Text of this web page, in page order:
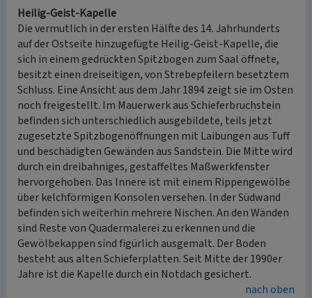
Heilig-Geist-Kapelle
Die vermutlich in der ersten Hälfte des 14. Jahrhunderts
auf der Ostseite hinzugefügte Heilig-Geist-Kapelle, die
sich in einem gedrückten Spitzbogen zum Saal öffnete,
besitzt einen dreiseitigen, von Strebepfeilern besetztem
Schluss. Eine Ansicht aus dem Jahr 1894 zeigt sie im Osten
noch freigestellt. Im Mauerwerk aus Schieferbruchstein
befinden sich unterschiedlich ausgebildete, teils jetzt
zugesetzte Spitzbogenöffnungen mit Laibungen aus Tuff
und beschädigten Gewänden aus Sandstein. Die Mitte wird
durch ein dreibahniges, gestaffeltes Maßwerkfenster
hervorgehoben. Das Innere ist mit einem Rippengewölbe
über kelchförmigen Konsolen versehen. In der Südwand
befinden sich weiterhin mehrere Nischen. An den Wänden
sind Reste von Quadermalerei zu erkennen und die
Gewölbekappen sind figürlich ausgemalt. Der Boden
besteht aus alten Schieferplatten. Seit Mitte der 1990er
Jahre ist die Kapelle durch ein Notdach gesichert.
nach oben